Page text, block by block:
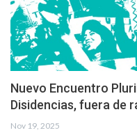
Nuevo Encuentro
Disidencias, fuera de
Nov 19, 2025